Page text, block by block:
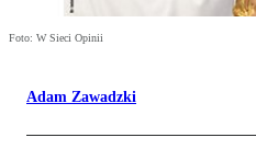
Foto: W Sieci Opinii
Adam Zawadzki